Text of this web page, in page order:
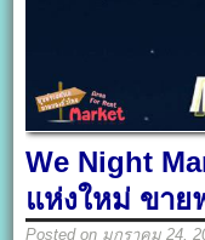
We Night
แห่งใหม่ ขาย
Posted on มกราคม 24,